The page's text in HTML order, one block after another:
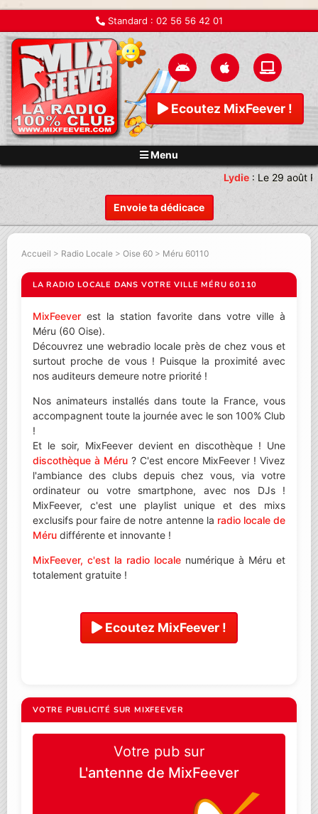
Standard : 02 56 56 42 01
Ecoutez MixFeever !
Menu
Envoie ta dédicace
Lydie:Le 29 août
Accueil > Radio Locale > Oise 60 > Méru 60110
LA RADIO LOCALE DANS VOTRE VILLE MÉRU 60110
MixFeever est la station favorite dans votre ville à
Méru (60 Oise).
Découvrez une webradio locale près de chez vous et
surtout proche de vous ! Puisque la proximité avec
nos auditeurs demeure notre priorité !
Nos animateurs installés dans toute la France, vous
accompagnent toute la journée avec le son 100% Club
!
Et le soir, MixFeever devient en discothèque ! Une
discothèque à Méru ? C'est encore MixFeever ! Vivez
l'ambiance des clubs depuis chez vous, via votre
ordinateur ou votre smartphone, avec nos DJs !
MixFeever, c'est une playlist unique et des mixs
exclusifs pour faire de notre antenne la radio locale de
Méru différente et innovante !
MixFeever, c'est la radio locale numérique à Méru et
totalement gratuite !
Ecoutez MixFeever !
VOTRE PUBLICITÉ SUR MIXFEEVER
Votre pub sur
L'antenne de MixFeever